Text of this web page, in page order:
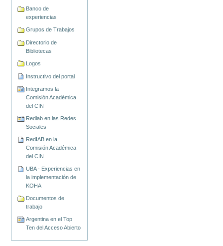
Banco de
experiencias
Grupos de Trabajos
Directorio de
Bibliotecas
Logos
Instructivo del portal
Integramos la
Comisión Académica
del CIN
Rediab en las Redes
Sociales
RedIAB en la
Comisión Académica
del CIN
UBA - Experiencias en
la implementación de
KOHA
Documentos de
trabajo
Argentina en el Top
Ten del Acceso Abierto